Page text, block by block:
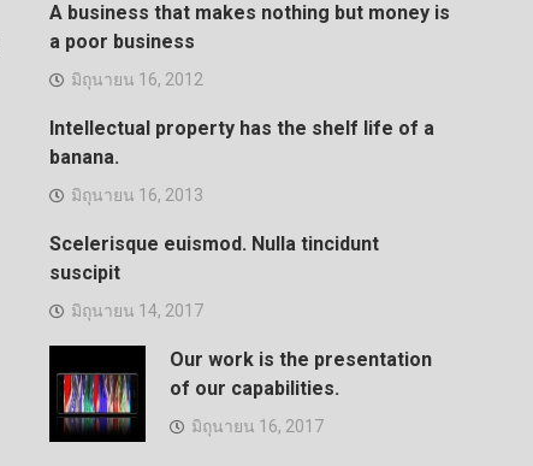
A business that makes nothing but money is
a poor business
มิถุนายน 16, 2012
Intellectual property has the shelf life of a
banana.
มิถุนายน 16, 2013
Scelerisque euismod. Nulla tincidunt
suscipit
มิถุนายน 14, 2017
Our work is the presentation
of our capabilities.
มิถุนายน 16, 2017